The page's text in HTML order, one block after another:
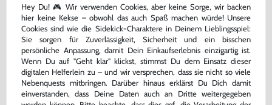
nur22,99 €
Warenkorb
-11% bisher 8,99 €
jetzt nur7,99 €
Warenkorb
DAS HABEN ANDERE DAZU
GEKAUFT
Hey Du! 🎮 Wir verwenden Cookies, aber keine Sorge, wir backen
hier keine Kekse – obwohl das auch Spaß machen würde! Unsere
Cookies sind wie die Sidekick-Charaktere in Deinem Lieblingsspiel:
Sie sorgen für Zuverlässigkeit, Sicherheit und ein bisschen
persönliche Anpassung, damit Dein Einkaufserlebnis einzigartig ist.
Wenn Du auf "Geht klar" klickst, stimmst Du dem Einsatz dieser
digitalen Helferlein zu – und wir versprechen, dass sie nicht so viele
Nebenquests mitbringen. Darüber hinaus erklärst Du Dich damit
einverstanden, dass Deine Daten auch an Dritte weitergegeben